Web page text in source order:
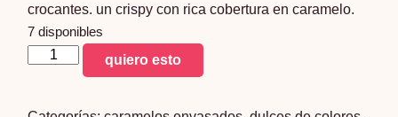
crocantes. un crispy con rica cobertura en caramelo.
7 disponibles
crispy
quiero esto